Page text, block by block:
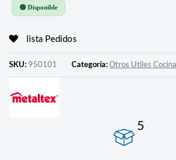
🟢 Disponible
lista Pedidos
SKU: 950101 Categoría: Otros Utiles Cocina
5